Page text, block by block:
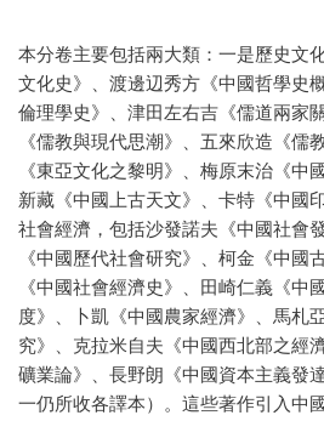
本分卷主要包括兩大類：一是歷史文
文化史》、渡邊辺秀方《中國哲學史
倫理學史》、津田左右吉《儒道兩家
《儒教與現代思潮》、五來欣造《儒
《東亞文化之黎明》、梅原末治《中
新藏《中國上古天文》、卡特《中國
社會經濟，包括沙發諾夫《中國社會
《中國歷代社會研究》、柯金《中國
《中國社會經濟史》、田崎仁義《中
度》、卜凱《中國農家經濟》、馬札
究》、克拉米自夫《中國西北部之經
礦業論》、長野朗《中國資本主義發
一仍所收各譯本）。這些著作引入中